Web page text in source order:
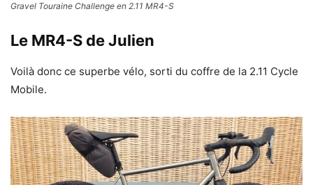
Gravel Touraine Challenge en 2.11 MR4-S
Le MR4-S de Julien
Voilà donc ce superbe vélo, sorti du coffre de la 2.11 Cycle
Mobile.